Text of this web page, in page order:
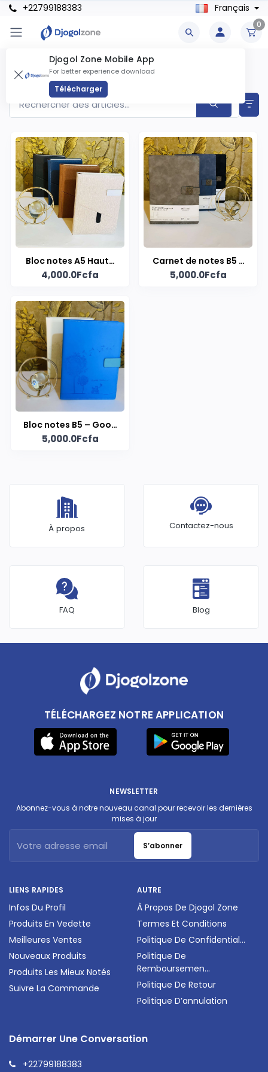
+22799188383 Français
0
Djogol Zone Mobile App
For better experience download
Télécharger
Fournitures De Bureau Produits
Articles trouvés
Bloc notes A5 Haute
Qualité
4,000.0Fcfa
Carnet de notes B5 -
Haute qualité
5,000.0Fcfa
Bloc notes B5 – Good
Time, Souffle d'Amour
5,000.0Fcfa
À propos Contactez-nous
FAQ Blog
TÉLÉCHARGEZ NOTRE APPLICATION
LIENS RAPIDES
Infos Du Profil
Produits En Vedette
Meilleures Ventes
Nouveaux Produits
Produits Les Mieux Notés
Suivre La Commande
AUTRE
À Propos De Djogol Zone
Termes Et Conditions
Politique De Confidential...
Politique De
Remboursemen...
Politique De Retour
Politique D’annulation
NEWSLETTER
Abonnez-vous à notre nouveau canal pour recevoir les dernières
mises à jour
S’abonner
Démarrer Une Conversation
+22799188383